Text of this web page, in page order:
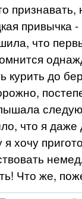
признавать,
привычка
что
курить до
что я
хочу
Что же,